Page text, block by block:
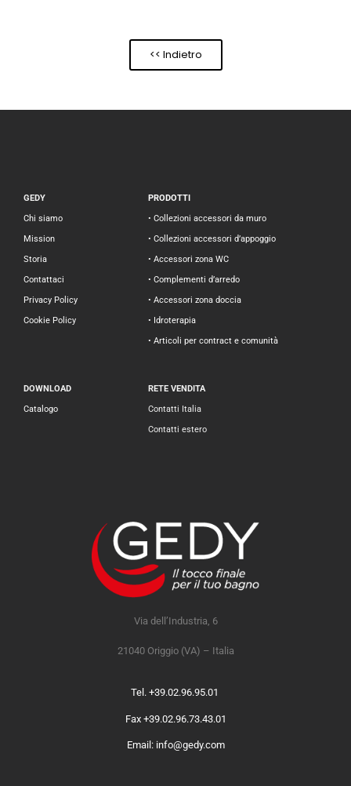
<< Indietro
GEDY
Chi siamo
Mission
Storia
Contattaci
Privacy Policy
Cookie Policy
PRODOTTI
• Collezioni accessori da muro
• Collezioni accessori d’appoggio
• Accessori zona WC
• Complementi d’arredo
• Accessori zona doccia
• Idroterapia
• Articoli per contract e comunità
DOWNLOAD
Catalogo
RETE VENDITA
Contatti Italia
Contatti estero
Via dell’Industria, 6
21040 Origgio (VA) – Italia
Tel. +39.02.96.95.01
Fax +39.02.96.73.43.01
Email: info@gedy.com